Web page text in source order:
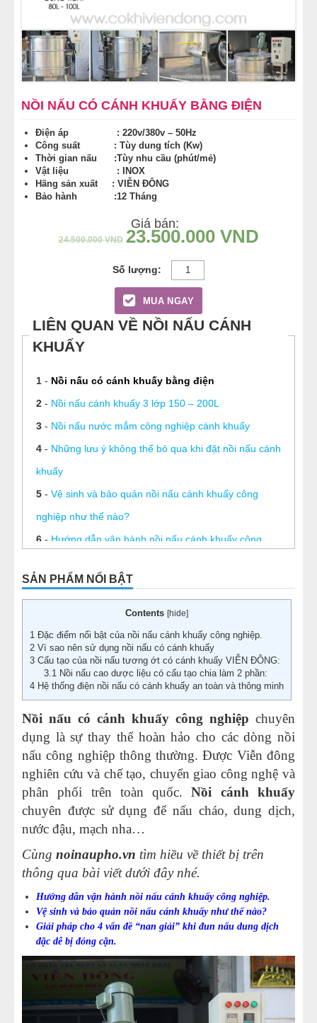
NỒI NẤU CÓ CÁNH KHUẤY BẰNG ĐIỆN
Điện áp : 220v/380v – 50Hz
Công suất : Tùy dung tích (Kw)
Thời gian nấu :Tùy nhu cầu (phút/mẻ)
Vật liệu : INOX
Hãng sản xuất : VIỄN ĐÔNG
Bảo hành :12 Tháng
Giá bán:
24.500.000VND 23.500.000 VND
MUA NGAY
LIÊN QUAN VỀ NỒI NẤU CÁNH
KHUẤY
1- Nồi nấu có cánh khuấy bằng điện
2- Nồi nấu cánh khuấy 3 lớp 150 – 200L
3- Nồi nấu nước mắm công nghiệp cánh khuấy
4- Những lưu ý không thể bỏ qua khi đặt nồi nấu cánh
khuấy
5- Vệ sinh và bảo quản nồi nấu cánh khuấy công
nghiệp như thế nào?
6- Hướng dẫn vận hành nồi nấu cánh khuấy công
7-Nồi nấu cánh khuấy 2 lớp 80- 120 Lit
Nồi nấu cánh khuấy 3 lớp 150- 400 Lít
9-
Nồi nấu có cánh khuấy công nghiệp 400 lit
10 -Nồi nấu cánh khuấy công nghiệp đặt hàng
SẢN PHẨM NỔI BẬT
Contents [hide]
1 Đặc điểm nổi bật của nồi nấu cánh khuấy công nghiệp.
2 Vì sao nên sử dụng nồi nấu có cánh khuấy
3 Cấu tạo của nồi nấu tương ớt có cánh khuấy VIỄN ĐÔNG:
3.1Nồi nấu cao dược liệu có cấu tạo chia làm 2 phần:
4 Hệ thống điện nồi nấu có cánh khuấy an toàn và thông minh
Nồi nấu có cánh khuấy công nghiệp chuyên
dụng là sự thay thế hoàn hảo cho các dòng nồi
nấu công nghiệp thông thường. Được Viễn đông
nghiên cứu và chế tạo, chuyển giao công nghệ và
phân phối trên toàn quốc.Nồi cánh khuấy
chuyên được sử dụng để nấu cháo, dung dịch,
nước đậu, mạch nha…
Cùng noinaupho.vn tìm hiều về thiết bị trên
thông qua bài viết dưới đây nhé.
Hướng dẫn vận hành nồi nấu cánh khuấy công nghiệp.
Vệ sinh và bảo quản nồi nấu cánh khuấy như thế nào?
Giải pháp cho 4 vấn đề “nan giải” khi đun nấu dung dịch
đặc dễ bị đóng cặn.
NỒI NẤU PHỞ TRUNG QUỐC
NỒI NẤU CÔNG NGHIỆP
THIẾT BỊ KHÁC